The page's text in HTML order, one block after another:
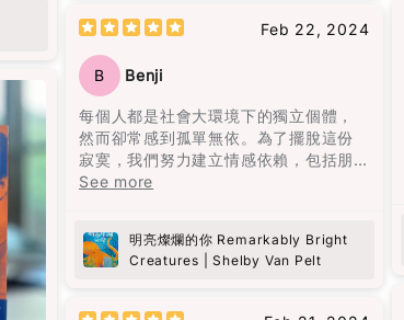
簡
a
注定了，這是一種非常悲觀的想法，但
的拉丁美洲的歷史密切相關。
這一家人從一開始就被詛咒。第一代的
何塞與烏爾蘇拉是近親結婚，何塞甚至
因此殺了人，經常看見被殺的鬼魂，良
心不安，離開了原本居住的村莊，才有
個陰影籠罩，到了他們最後的一代，也
真的生出了一個豬尾巴的嬰兒。
魔幻寫實主義是這本書最讓人迷醉的地
雖然黎智英自述讀書不多，但他的用字
遣詞仍值得借鑒。例如，“風平浪靜嘻嘻
哈哈你看不到一個人的底蘊，只有到了
困境逼迫下你才看見一個人性格的真情
流露。”（頁209）這句話可以做為“疾風
知勁草”的白話改寫。在他的文字中，還
能感受到視覺與味覺的描寫，如“與她走
在街上路人的注目禮下，我恍若走進時
光隧道，聞到四十多年前，紐約心儀的
在《自己的聲音》一文中，他強調：“別
Feb 22, 2024
B Benji
每個人都是社會大環境下的獨立個體，
然而卻常感到孤單無依。為了擺脫這份
寂寞，我們努力建立情感依賴，包括朋
友、伴侶、家人等。然而，當這些依賴
們的現實。儘管如此，只需要一點點的
善意和慈悲，就能為多年的陰霾帶來一
See more
明亮燦爛的你 Remarkably Bright
Creatures | Shelby Van Pelt